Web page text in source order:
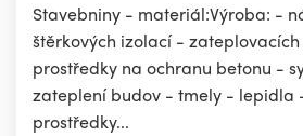
Stavebniny - materiál:Výroba: -
štěrkových izolací -
prostředky na ochranu betonu -
zateplení budov - tmely - lepidla
prostředky...